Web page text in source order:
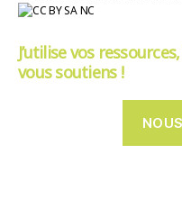
J’utilise vos
vous soutiens !